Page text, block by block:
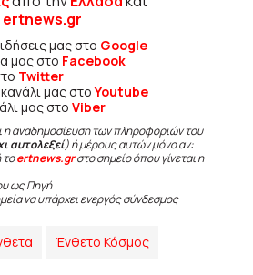
ertnews.gr
μας στο Google
μας στο Facebook
Twitter
μας στοYoutube
μας στο Viber
η αναδημοσίευση των πληροφοριών του
αυτολεξεί) ή μέρους αυτών μόνο αν:
τοertnews.grστο σημείο όπου γίνεται η
ως Πηγή
να υπάρχει ενεργός σύνδεσμος
Ένθετο Κόσμος